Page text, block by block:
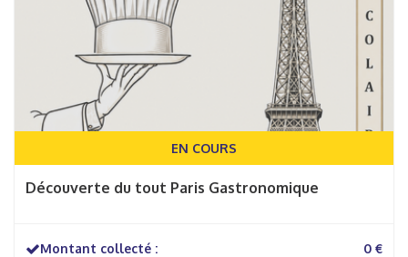
EN COURS
Découverte du tout Paris Gastronomique
Montant collecté : 0 €